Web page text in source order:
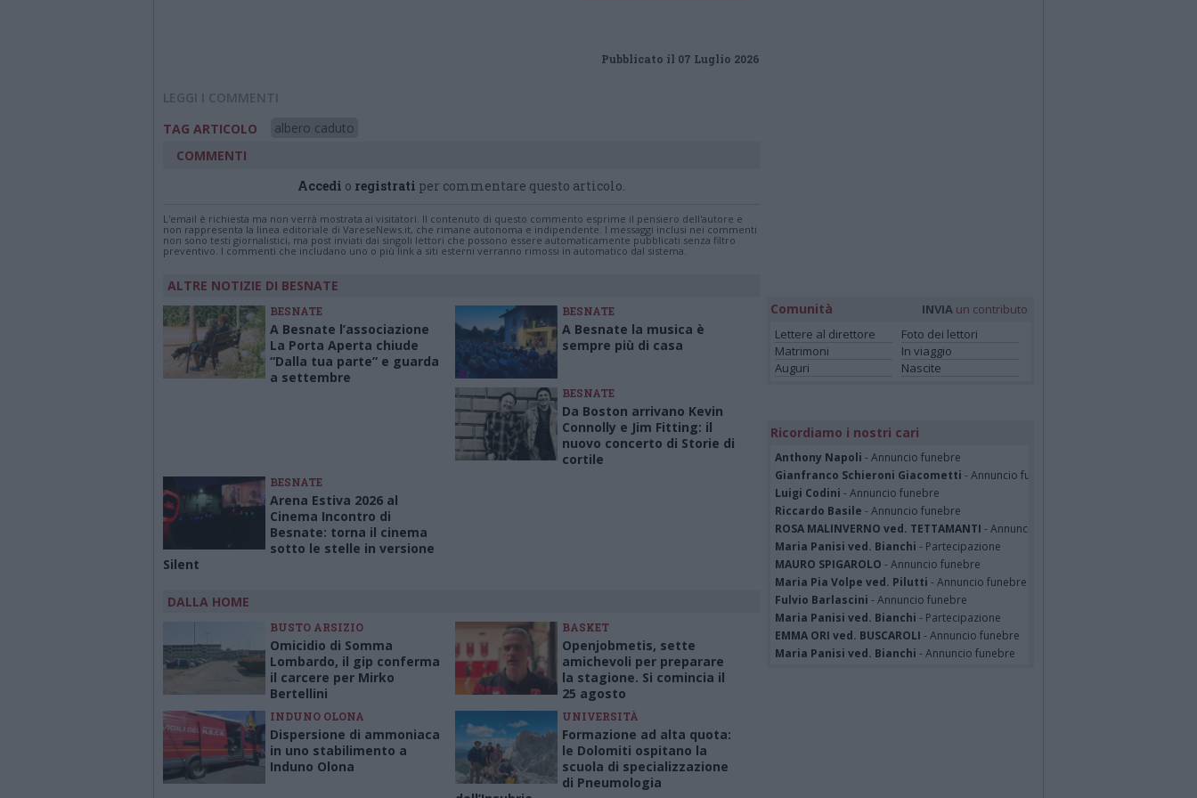
Pubblicato il 07 Luglio 2026
LEGGI I COMMENTI
TAG ARTICOLO
albero caduto
COMMENTI
Accedi o registrati per commentare questo articolo.
L'email è richiesta ma non verrà mostrata ai visitatori. Il contenuto di questo commento esprime il pensiero dell'autore e
non rappresenta la linea editoriale di VareseNews.it, che rimane autonoma e indipendente. I messaggi inclusi nei commenti
non sono testi giornalistici, ma post inviati dai singoli lettori che possono essere automaticamente pubblicati senza filtro
preventivo. I commenti che includano uno o più link a siti esterni verranno rimossi in automatico dal sistema.
ALTRE NOTIZIE DI BESNATE
BESNATE
A Besnate l’associazione
La Porta Aperta chiude
“Dalla tua parte” e guarda
a settembre
BESNATE
A Besnate la musica è
sempre più di casa
BESNATE
Da Boston arrivano Kevin
Connolly e Jim Fitting: il
nuovo concerto di Storie di
cortile
BESNATE
Arena Estiva 2026 al
Cinema Incontro di
Besnate: torna il cinema
sotto le stelle in versione
Silent
DALLA HOME
BUSTO ARSIZIO
Omicidio di Somma
Lombardo, il gip conferma
il carcere per Mirko
Bertellini
BASKET
Openjobmetis, sette
amichevoli per preparare
la stagione. Si comincia il
25 agosto
INDUNO OLONA
Dispersione di ammoniaca
in uno stabilimento a
Induno Olona
UNIVERSITÀ
Formazione ad alta quota:
le Dolomiti ospitano la
scuola di specializzazione
di Pneumologia
Comunità INVIA un contributo
Lettere al direttore
Foto dei lettori
Matrimoni
In viaggio
Auguri
Nascite
Ricordiamo i nostri cari
Anthony Napoli - Annuncio funebre
Gianfranco Schieroni Giacometti - Annuncio funebre
Luigi Codini - Annuncio funebre
Riccardo Basile - Annuncio funebre
ROSA MALINVERNO ved. TETTAMANTI - Annuncio funebre
Maria Panisi ved. Bianchi - Partecipazione
MAURO SPIGAROLO - Annuncio funebre
Maria Pia Volpe ved. Pilutti - Annuncio funebre
Fulvio Barlascini - Annuncio funebre
Maria Panisi ved. Bianchi - Partecipazione
EMMA ORI ved. BUSCAROLI - Annuncio funebre
Maria Panisi ved. Bianchi - Annuncio funebre